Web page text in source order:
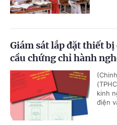
Giám sát lắp đặt thiết
cầu chứng chỉ hành
kinh
điện